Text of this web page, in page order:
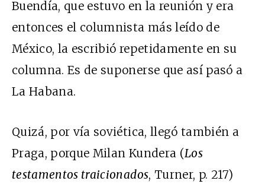
Buendía, que estuvo en la reunión y era
entonces el columnista más leído de
México, la escribió repetidamente en su
columna. Es de suponerse que así pasó a
La Habana.
Quizá, por vía soviética, llegó también a
Praga, porque Milan Kundera (Los
testamentos traicionados, Turner, p. 217)